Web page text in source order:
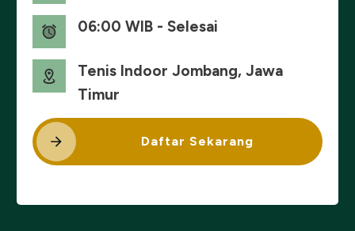
06:00 WIB - Selesai
Tenis Indoor Jombang, Jawa
Timur
Daftar Sekarang